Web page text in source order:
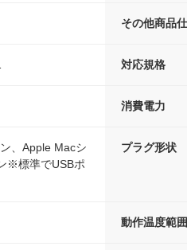
その他商品
対応規格
消費電力
、Apple Macシ
※標準でUSBポ
プラグ形状
動作温度範囲